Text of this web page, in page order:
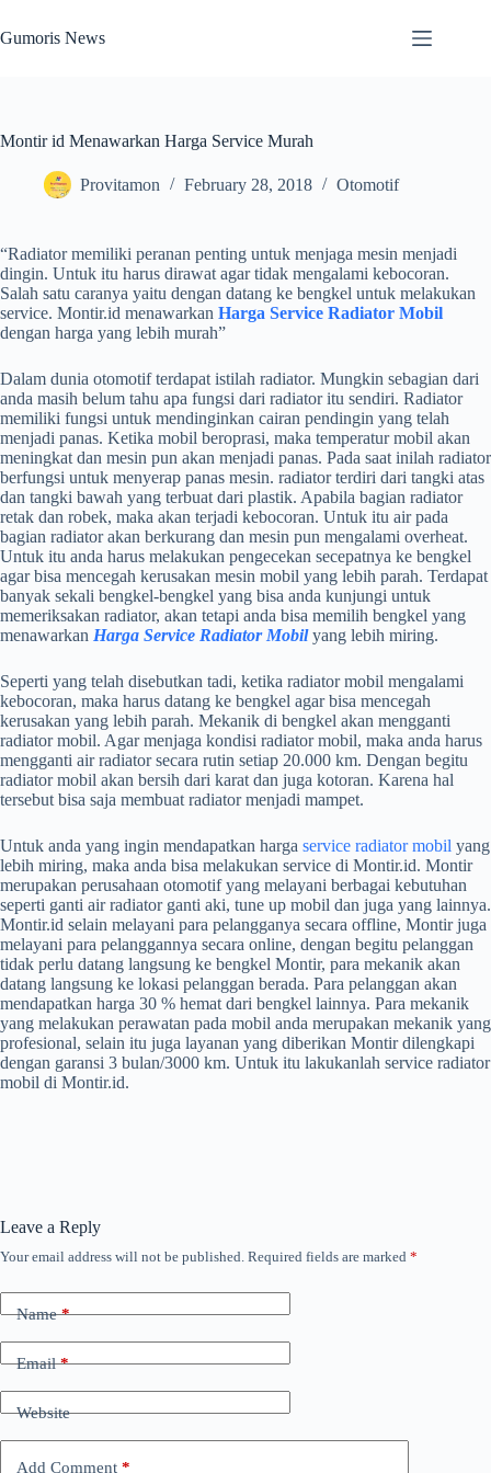
to
content
Gumoris News
Montir id Menawarkan Harga Service Murah
Provitamon February 28, 2018 Otomotif
“Radiator memiliki peranan penting untuk menjaga mesin menjadi
dingin. Untuk itu harus dirawat agar tidak mengalami kebocoran.
Salah satu caranya yaitu dengan datang ke bengkel untuk melakukan
service. Montir.id menawarkan Harga Service Radiator Mobil
dengan harga yang lebih murah”
Dalam dunia otomotif terdapat istilah radiator. Mungkin sebagian dari
anda masih belum tahu apa fungsi dari radiator itu sendiri. Radiator
memiliki fungsi untuk mendinginkan cairan pendingin yang telah
menjadi panas. Ketika mobil beroprasi, maka temperatur mobil akan
meningkat dan mesin pun akan menjadi panas. Pada saat inilah radiator
berfungsi untuk menyerap panas mesin. radiator terdiri dari tangki atas
dan tangki bawah yang terbuat dari plastik. Apabila bagian radiator
retak dan robek, maka akan terjadi kebocoran. Untuk itu air pada
bagian radiator akan berkurang dan mesin pun mengalami overheat.
Untuk itu anda harus melakukan pengecekan secepatnya ke bengkel
agar bisa mencegah kerusakan mesin mobil yang lebih parah. Terdapat
banyak sekali bengkel-bengkel yang bisa anda kunjungi untuk
memeriksakan radiator, akan tetapi anda bisa memilih bengkel yang
menawarkan Harga Service Radiator Mobilyang lebih miring.
Seperti yang telah disebutkan tadi, ketika radiator mobil mengalami
kebocoran, maka harus datang ke bengkel agar bisa mencegah
kerusakan yang lebih parah. Mekanik di bengkel akan mengganti
radiator mobil. Agar menjaga kondisi radiator mobil, maka anda harus
mengganti air radiator secara rutin setiap 20.000 km. Dengan begitu
radiator mobil akan bersih dari karat dan juga kotoran. Karena hal
tersebut bisa saja membuat radiator menjadi mampet.
Untuk anda yang ingin mendapatkan harga service radiator mobil yang
lebih miring, maka anda bisa melakukan service di Montir.id. Montir
merupakan perusahaan otomotif yang melayani berbagai kebutuhan
seperti ganti air radiator ganti aki, tune up mobil dan juga yang lainnya.
Montir.id selain melayani para pelangganya secara offline, Montir juga
melayani para pelanggannya secara online, dengan begitu pelanggan
tidak perlu datang langsung ke bengkel Montir, para mekanik akan
datang langsung ke lokasi pelanggan berada. Para pelanggan akan
mendapatkan harga 30 % hemat dari bengkel lainnya. Para mekanik
yang melakukan perawatan pada mobil anda merupakan mekanik yang
profesional, selain itu juga layanan yang diberikan Montir dilengkapi
dengan garansi 3 bulan/3000 km. Untuk itu lakukanlah service radiator
mobil di Montir.id.
Leave a Reply
Your email address will not be published. Required fields are marked *
Name*
Email*
Website
Add Comment *